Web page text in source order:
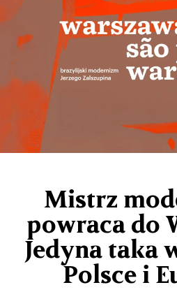
Mistrz
powraca do
Jedyna taka
Polsce i